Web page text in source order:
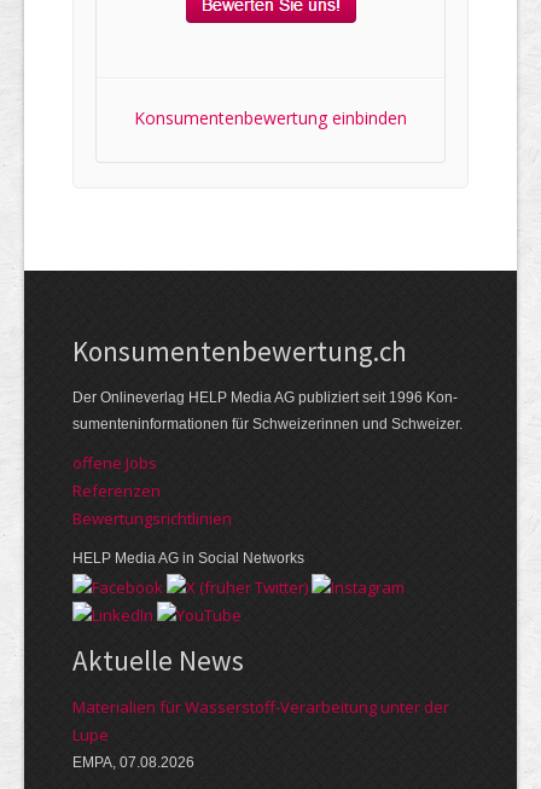
Konsumentenbewertung einbinden
Kon­su­menten­be­wer­tung.ch
Der Online­verlag HELP Media AG publi­ziert seit 1996 Kon­
su­menten­infor­mationen für Schwei­zerinnen und Schweizer.
offene Jobs
Referenzen
Bewer­tungs­richt­linien
HELP Media AG in Social Networks
Aktuelle News
Materialien für Wasserstoff-Verarbeitung unter der
Lupe
EMPA, 07.08.2026